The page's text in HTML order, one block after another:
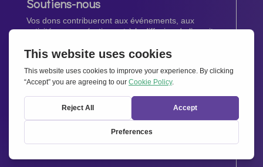
Soutiens-nous
Vos dons contribueront aux événements, aux
activités, aux opérations et à la diffusion de l’esprit
Faites un don maintenant
Newsletter
Restez au courant de toutes les dernières nouvelles
de notre réseau.